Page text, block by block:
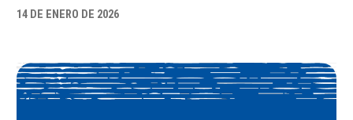
14 DE ENERO DE 2026